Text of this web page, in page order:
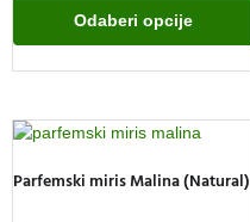
Odaberi opcije
Parfemski miris Malina (Natural)